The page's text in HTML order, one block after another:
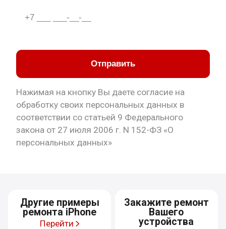
Отправить
Нажимая на кнопку Вы даете согласие на
обработку своих персональных данных в
соответствии со статьей 9 Федерального
закона от 27 июля 2006 г. N 152-ФЗ «О
персональных данных»
Другие примеры
ремонта iPhone
Перейти
Закажите ремонт
Вашего
устройства